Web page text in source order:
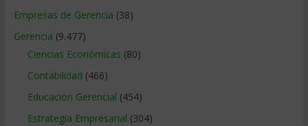
Empresas de Gerencia (38)
Gerencia (9.477)
Ciencias Económicas (80)
Contabilidad (466)
Educacion Gerencial (454)
Estrategia Empresarial (304)